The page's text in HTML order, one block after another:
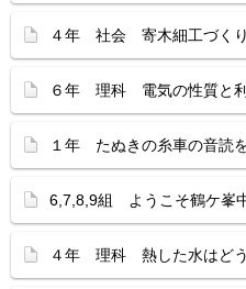
４年 社会 寄木細工づく
６年 理科 電気の性質と
１年 たぬきの糸車の音読
6,7,8,9組 ようこそ鶴ケ峯
４年 理科 熱した水はど